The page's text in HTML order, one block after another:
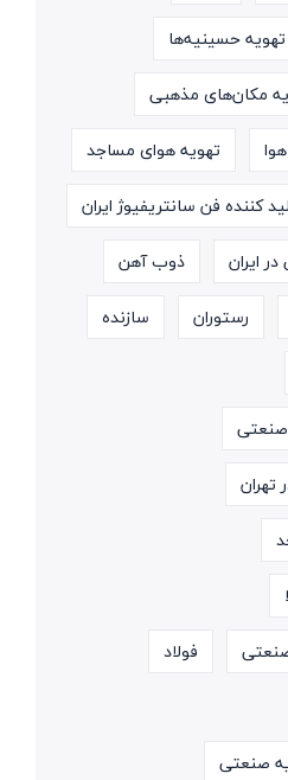
تهویه حسینیه‌ها
مکان‌های مذهبی
تهویه هوای مساجد
کننده فن سانتریفیوژ ایران
ایران
ذوب آهن
رستوران
سازنده
فولاد
صنعتی